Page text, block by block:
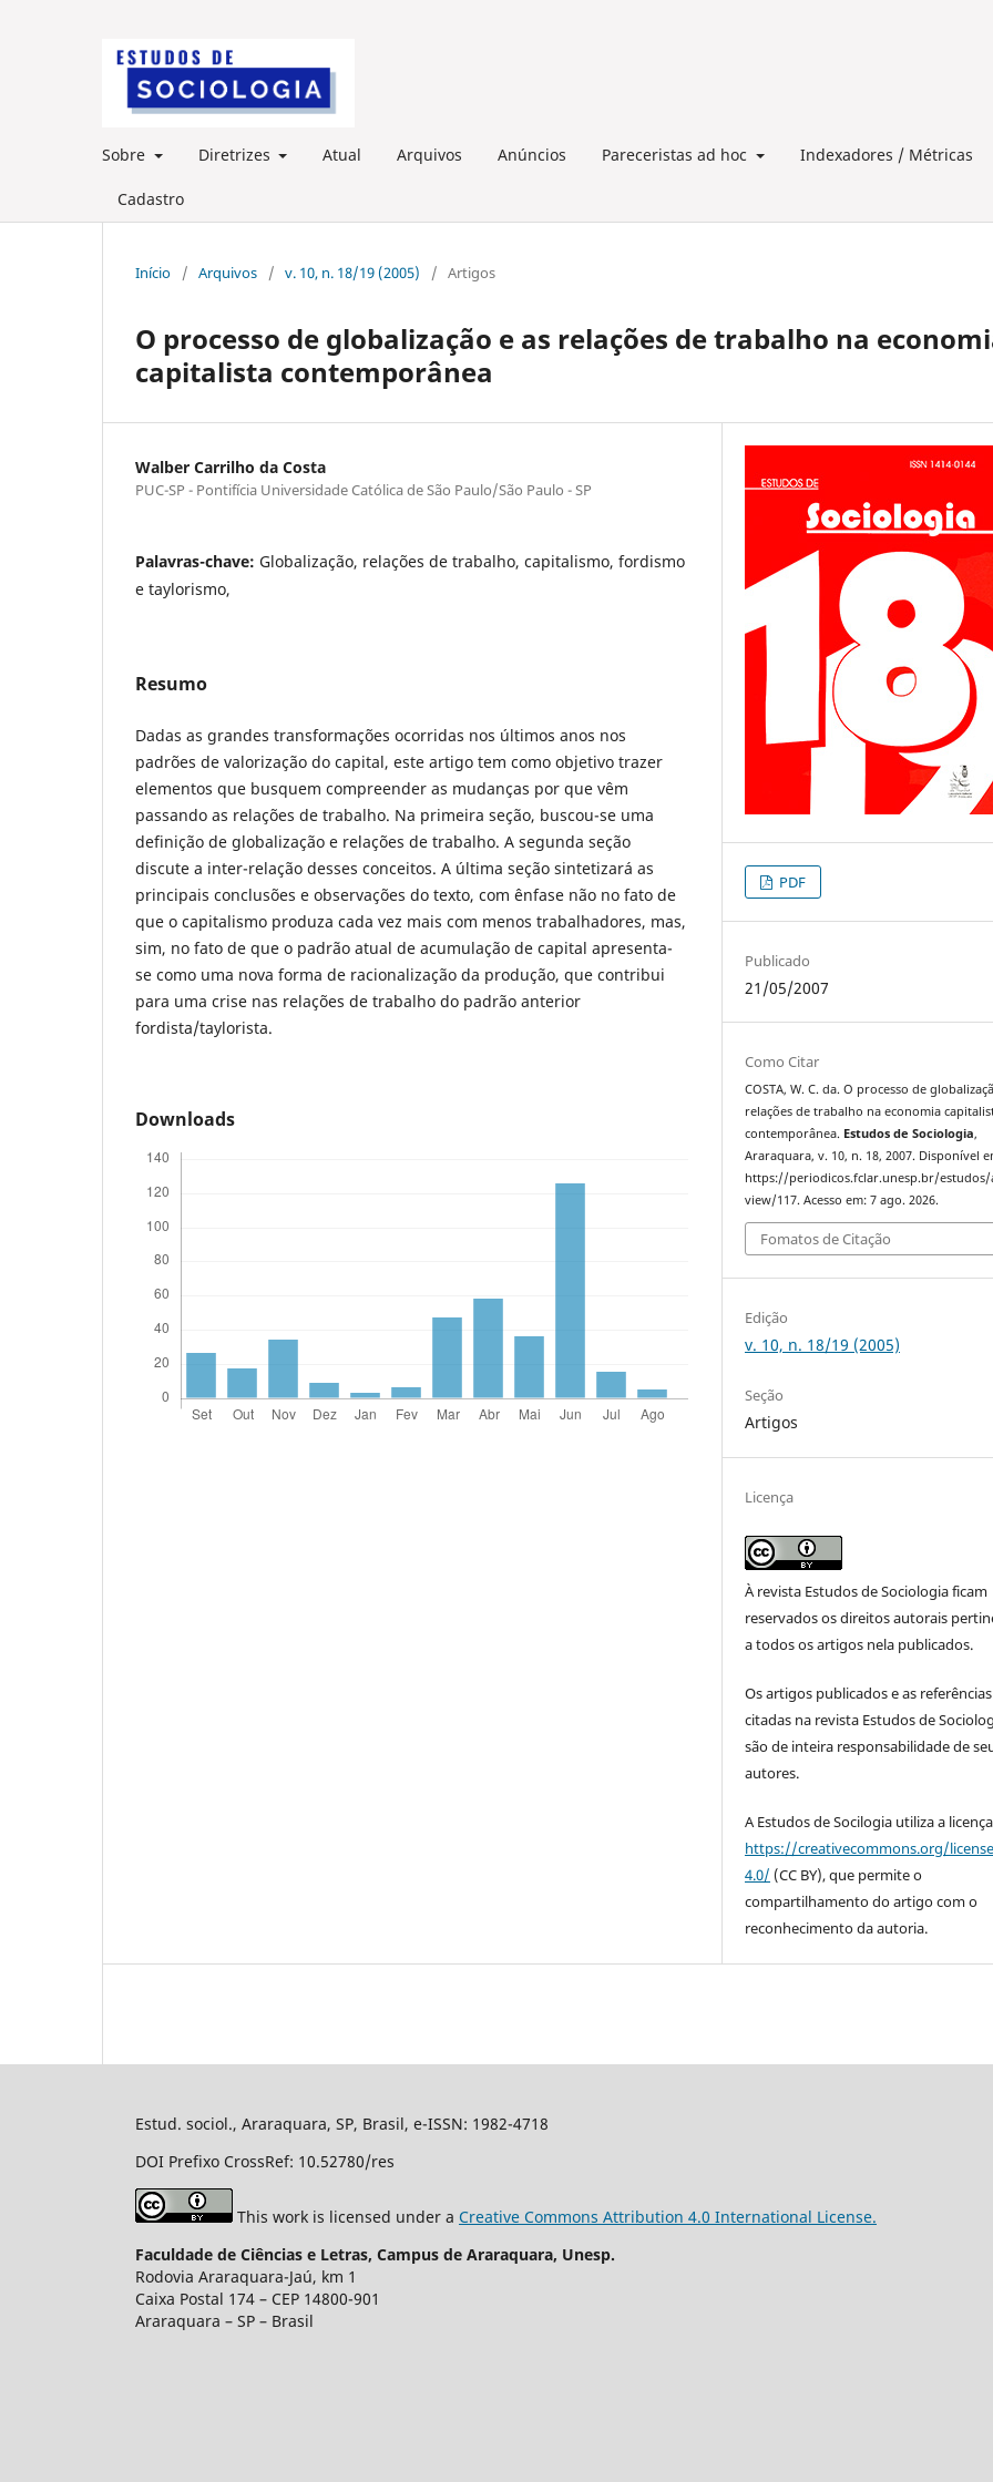
Sobre Diretrizes Atual Arquivos Anúncios Pareceristas ad hoc Indexadores / Métricas
Cadastro
Início / Arquivos / v. 10, n. 18/19 (2005) / Artigos
O processo de globalização e as relações de trabalho na
capitalista contemporânea
Walber Carrilho da Costa
PUC-SP - Pontifícia Universidade Católica de São Paulo/São Paulo - SP
Palavras-chave: Globalização, relações de trabalho, capitalismo, fordismo
e taylorismo,
Resumo
Dadas as grandes transformações ocorridas nos últimos anos nos
padrões de valorização do capital, este artigo tem como objetivo trazer
elementos que busquem compreender as mudanças por que vêm
passando as relações de trabalho. Na primeira seção, buscou-se uma
definição de globalização e relações de trabalho. A segunda seção
discute a inter-relação desses conceitos. A última seção sintetizará as
principais conclusões e observações do texto, com ênfase não no fato de
que o capitalismo produza cada vez mais com menos trabalhadores, mas,
sim, no fato de que o padrão atual de acumulação de capital apresenta-
se como uma nova forma de racionalização da produção, que contribui
para uma crise nas relações de trabalho do padrão anterior
fordista/taylorista.
Downloads
PDF
Publicado
21/05/2007
Como Citar
COSTA, W. C. da. O processo de
relações de trabalho na economia
contemporânea. Estudos de Sociologia,
Araraquara, v. 10, n. 18, 2007. Disponível
https://periodicos.fclar.unesp.br/
view/117. Acesso em: 7 ago. 2026.
Fomatos de Citação
Edição
v. 10, n. 18/19 (2005)
Seção
Artigos
Licença
À revista Estudos de Sociologia ficam
reservados os direitos autorais
a todos os artigos nela publicados.
Os artigos publicados e as referências
citadas na revista Estudos de
são de inteira responsabilidade de
autores.
A Estudos de Socilogia utiliza a licença
https://creativecommons.org/
4.0/ (CC BY), que permite o
compartilhamento do artigo com o
reconhecimento da autoria.
Estud. sociol., Araraquara, SP, Brasil, e-ISSN: 1982-4718
DOI Prefixo CrossRef: 10.52780/res
This work is licensed under a Creative Commons Attribution 4.0 International License.
Faculdade de Ciências e Letras, Campus de Araraquara, Unesp.
Rodovia Araraquara-Jaú, km 1
Caixa Postal 174 – CEP 14800-901
Araraquara – SP – Brasil